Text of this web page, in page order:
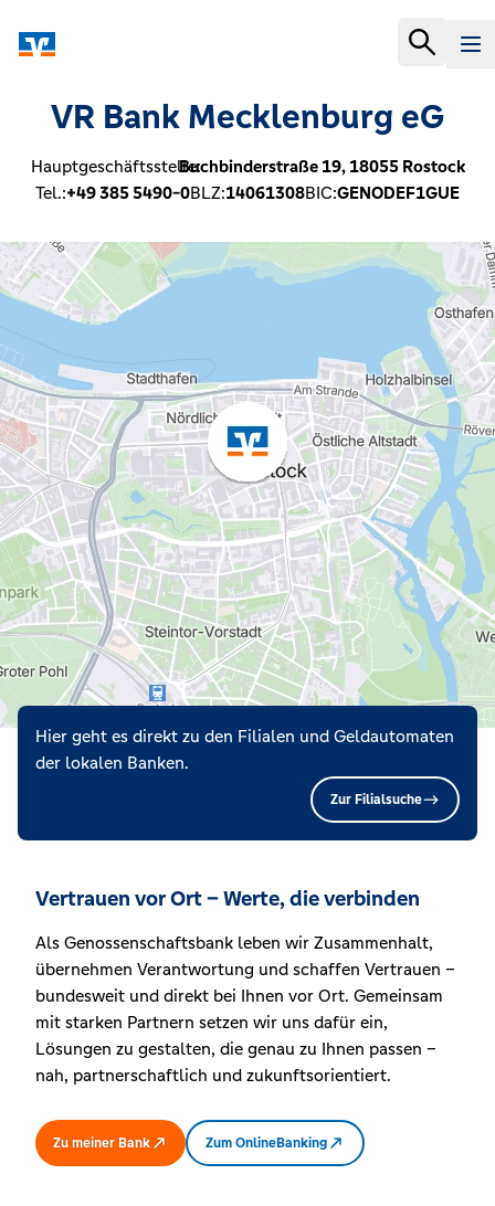
VR Bank Mecklenburg eG
Hauptgeschäftsstelle:Buchbinderstraße 19, 18055 Rostock
Tel.:+49 385 5490-0BLZ:14061308BIC:GENODEF1GUE
Hier geht es direkt zu den Filialen und Geldautomaten
der lokalen Banken.
Zur Filialsuche
Vertrauen vor Ort – Werte, die verbinden
Als Genossenschaftsbank leben wir Zusammenhalt,
übernehmen Verantwortung und schaffen Vertrauen –
bundesweit und direkt bei Ihnen vor Ort. Gemeinsam
mit starken Partnern setzen wir uns dafür ein,
Lösungen zu gestalten, die genau zu Ihnen passen –
nah, partnerschaftlich und zukunftsorientiert.
Zu meiner Bank Zum OnlineBanking